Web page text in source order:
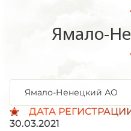
Ямало-
ДАТА
30.03.2021
Ямало-Ненецкий АО